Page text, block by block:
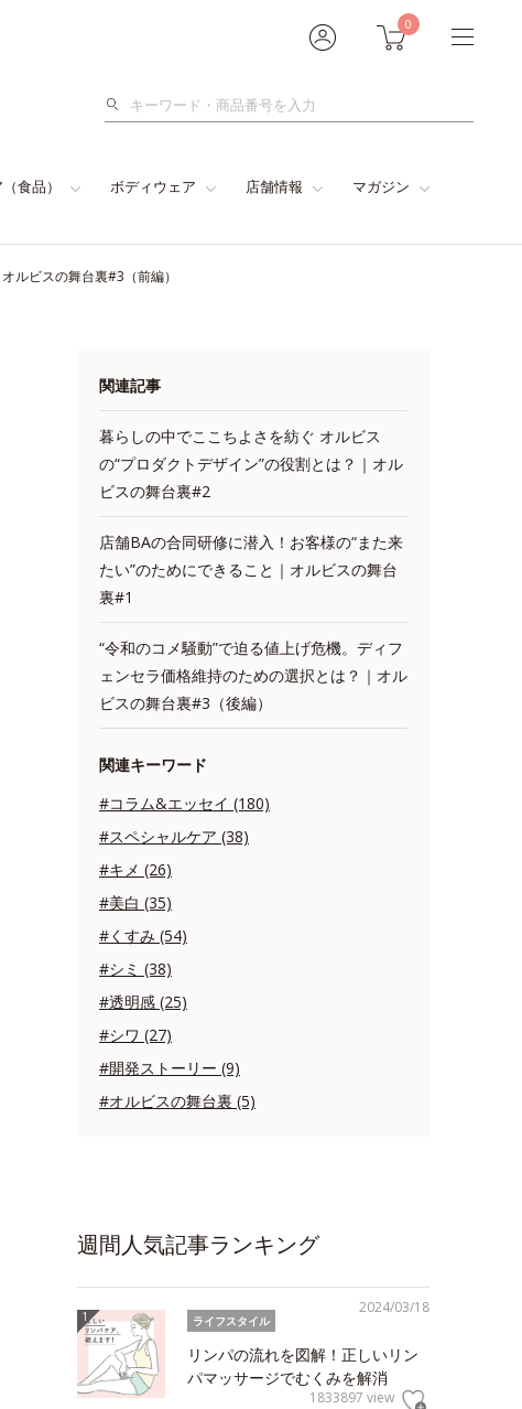
0
検
食品） ボディウェア 店舗情報 マガジン
ルビスの舞台裏#3（前編）
関連記事
暮らしの中でここちよさを紡ぐ オルビス
の“プロダクトデザイン”の役割とは？｜オル
ビスの舞台裏#2
店舗BAの合同研修に潜入！お客様の“また来
たい”のためにできること｜オルビスの舞台
裏#1
“令和のコメ騒動”で迫る値上げ危機。ディフ
ェンセラ価格維持のための選択とは？｜オル
ビスの舞台裏#3（後編）
関連キーワード
#コラム&エッセイ (180)
#スペシャルケア (38)
#キメ (26)
#美白 (35)
#くすみ (54)
#シミ (38)
#透明感 (25)
#シワ (27)
#開発ストーリー (9)
#オルビスの舞台裏 (5)
週間人気記事ランキング
2024/03/18
ライフスタイル
リンパの流れを図解！正しいリン
パマッサージでむくみを解消
1833897 view